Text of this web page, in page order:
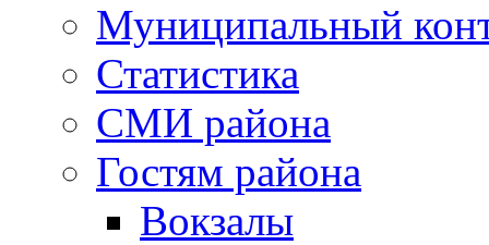
Муниципальный
Статистика
СМИ района
Гостям района
Вокзалы